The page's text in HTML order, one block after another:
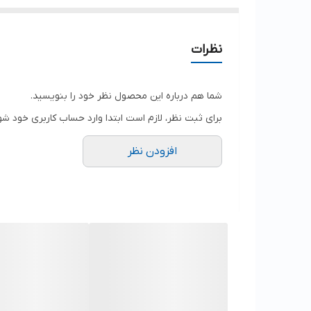
نظرات
شما هم درباره این محصول نظر خود را بنویسید.
برای ثبت نظر، لازم است ابتدا وارد حساب کاربری خود
افزودن نظر